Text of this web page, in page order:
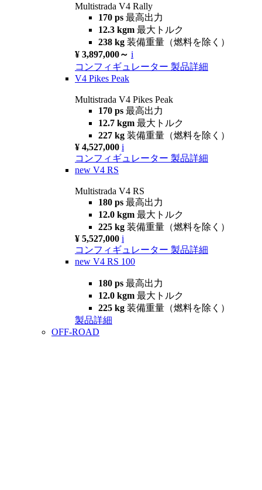
Multistrada V4 Rally
170 ps 最高出力
12.3 kgm 最大トルク
238 kg 装備重量（燃料を除く）
¥ 3,897,000～ i
コンフィギュレーター 製品詳細
V4 Pikes Peak
Multistrada V4 Pikes Peak
170 ps 最高出力
12.7 kgm 最大トルク
227 kg 装備重量（燃料を除く）
¥ 4,527,000 i
コンフィギュレーター 製品詳細
new V4 RS
Multistrada V4 RS
180 ps 最高出力
12.0 kgm 最大トルク
225 kg 装備重量（燃料を除く）
¥ 5,527,000 i
コンフィギュレーター 製品詳細
new V4 RS 100
180 ps 最高出力
12.0 kgm 最大トルク
225 kg 装備重量（燃料を除く）
製品詳細
OFF-ROAD